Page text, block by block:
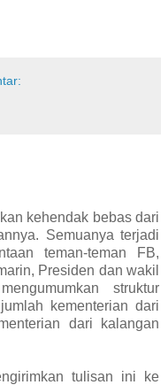
kehendak bebas dari
Semuanya terjadi
teman-teman FB,
Presiden dan wakil
struktur
kementerian dari
dari kalangan
tulisan ini ke